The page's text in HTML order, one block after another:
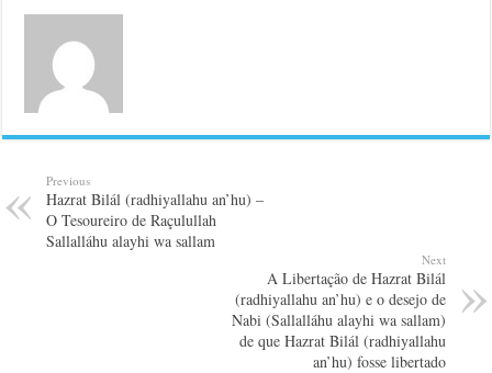
Previous
Hazrat Bilál (radhiyallahu an’hu) –
O Tesoureiro de Raçulullah
Sallalláhu alayhi wa sallam
Next
A Libertação de Hazrat Bilál
(radhiyallahu an’hu) e o desejo de
Nabi (Sallalláhu alayhi wa sallam)
de que Hazrat Bilál (radhiyallahu
an’hu) fosse libertado